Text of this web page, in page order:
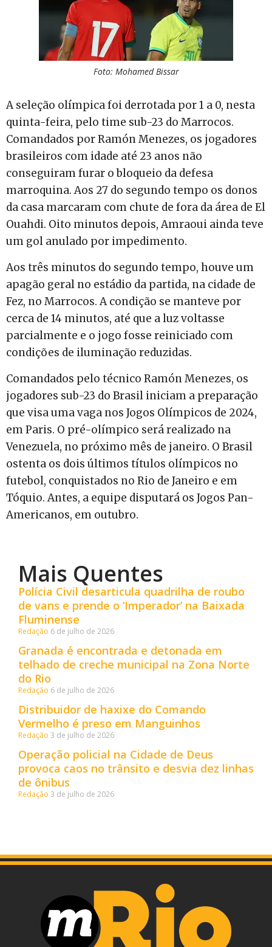
Foto: Mohamed Bissar
A seleção olímpica foi derrotada por 1 a 0, nesta
quinta-feira, pelo time sub-23 do Marrocos.
Comandados por Ramón Menezes, os jogadores
brasileiros com idade até 23 anos não
conseguiram furar o bloqueio da defesa
marroquina. Aos 27 do segundo tempo os donos
da casa marcaram com chute de fora da área de El
Ouahdi. Oito minutos depois, Amraoui ainda teve
um gol anulado por impedimento.
Aos três minutos do segundo tempo, houve um
apagão geral no estádio da partida, na cidade de
Fez, no Marrocos. A condição se manteve por
cerca de 14 minutos, até que a luz voltasse
parcialmente e o jogo fosse reiniciado com
condições de iluminação reduzidas.
Comandados pelo técnico Ramón Menezes, os
jogadores sub-23 do Brasil iniciam a preparação
que visa uma vaga nos Jogos Olímpicos de 2024,
em Paris. O pré-olímpico será realizado na
Venezuela, no próximo mês de janeiro. O Brasil
ostenta os dois últimos títulos olímpicos no
futebol, conquistados no Rio de Janeiro e em
Tóquio. Antes, a equipe disputará os Jogos Pan-
Americanos, em outubro.
Mais Quentes
Polícia Civil desarticula quadrilha de roubo
de vans e prende o ‘Imperador’ na Baixada
Fluminense
Redação 6 de julho de 2026
Granada é encontrada e detonada em
telhado de creche municipal na Zona Norte
do Rio
Redação 6 de julho de 2026
Distribuidor de haxixe do Comando
Vermelho é preso em Manguinhos
Redação 3 de julho de 2026
Operação policial na Cidade de Deus
provoca caos no trânsito e desvia dez linhas
de ônibus
Redação 3 de julho de 2026